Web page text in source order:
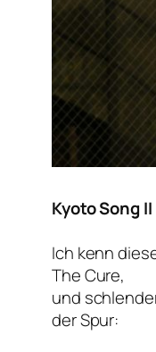
Kyoto Song II
Ich kenn
The Cure,
und
der Spur: